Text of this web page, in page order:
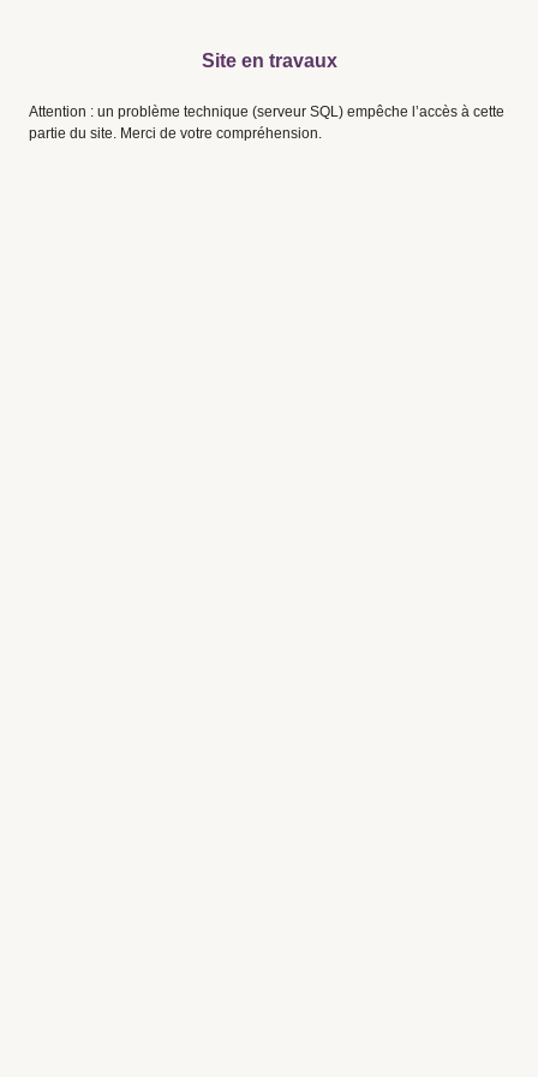
Site en travaux
Attention : un problème technique (serveur SQL) empêche l’accès à cette
partie du site. Merci de votre compréhension.